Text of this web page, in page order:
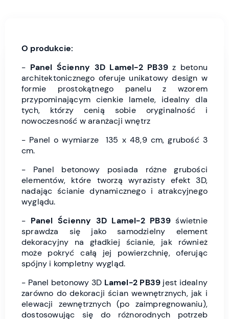
O produkcie:
- Panel Ścienny 3D Lamel-2 PB39z betonu
architektonicznego oferuje unikatowy design w
formie prostokątnego panelu z wzorem
przypominającym cienkie lamele, idealny dla
tych, którzy cenią sobie oryginalność i
nowoczesność w aranżacji wnętrz
- Panel o wymiarze 135 x 48,9 cm, grubość 3
cm.
- Panel betonowy posiada różne grubości
elementów, które tworzą wyrazisty efekt 3D,
nadając ścianie dynamicznego i atrakcyjnego
wyglądu.
- Panel Ścienny 3D Lamel-2 PB39 świetnie
sprawdza się jako samodzielny element
dekoracyjny na gładkiej ścianie, jak również
może pokryć całą jej powierzchnię, oferując
spójny i kompletny wygląd.
- Panel betonowy 3D Lamel-2 PB39 jest idealny
zarówno do dekoracji ścian wewnętrznych, jak i
elewacji zewnętrznych (po zaimpregnowaniu),
dostosowując się do różnorodnych potrzeb